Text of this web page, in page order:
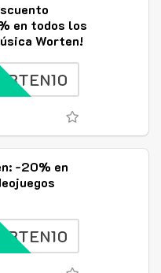
en todos los
Worten!
-20% en